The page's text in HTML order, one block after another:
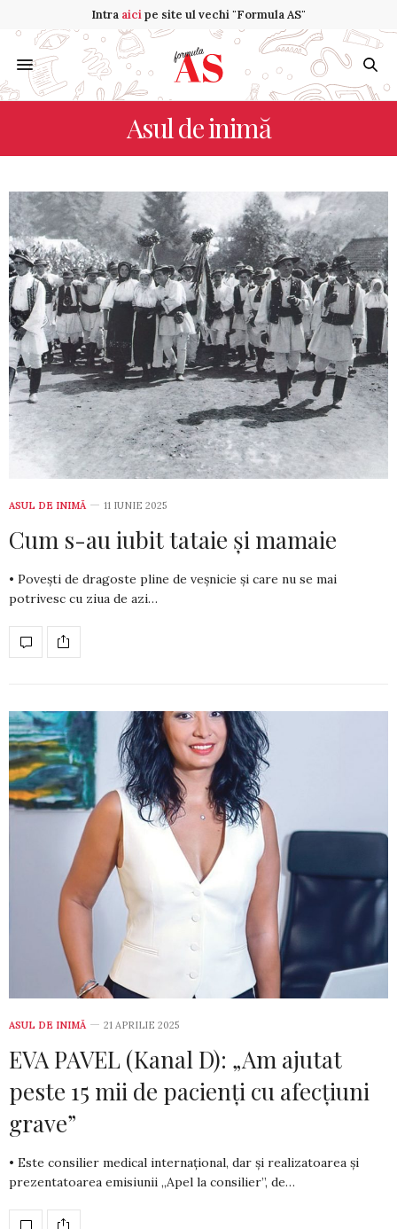
Intra aicipe site ul vechi "Formula AS"
Asul de inimă
ASUL DE INIMĂ 11 IUNIE 2025
Cum s-au iubit tataie și mamaie
• Povești de dragoste pline de veșnicie și care nu se mai
potrivesc cu ziua de azi…
ASUL DE INIMĂ 21 APRILIE 2025
EVA PAVEL (Kanal D): „Am ajutat
peste 15 mii de pacienți cu afecțiuni
grave”
• Este consilier medical internațional, dar și realizatoarea și
prezentatoarea emisiunii „Apel la consilier”, de…